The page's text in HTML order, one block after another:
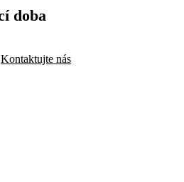
doba
Kontaktujte nás